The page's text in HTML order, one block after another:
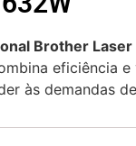
Brother
eficiência e
às demandas